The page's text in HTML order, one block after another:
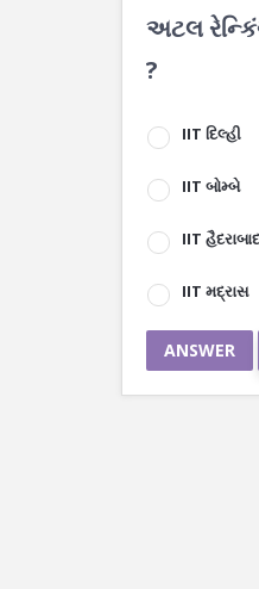
અટલ
?
IIT દિલ્હી
IIT બોમ્બે
IIT હૈદરાબાદ
IIT મદ્રાસ
ANSWER